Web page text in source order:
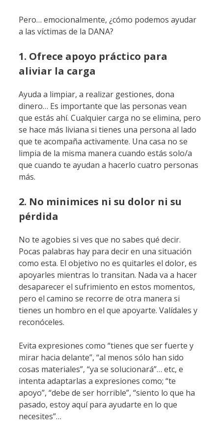
Pero… emocionalmente, ¿cómo podemos ayudar
a las víctimas de la DANA?
1. Ofrece apoyo práctico para
aliviar la carga
Ayuda a limpiar, a realizar gestiones, dona
dinero… Es importante que las personas vean
que estás ahí. Cualquier carga no se elimina, pero
se hace más liviana si tienes una persona al lado
que te acompaña activamente. Una casa no se
limpia de la misma manera cuando estás solo/a
que cuando te ayudan a hacerlo cuatro personas
más.
2. No minimices ni su dolor ni su
pérdida
No te agobies si ves que no sabes qué decir.
Pocas palabras hay para decir en una situación
como esta. El objetivo no es quitarles el dolor, es
apoyarles mientras lo transitan. Nada va a hacer
desaparecer el sufrimiento en estos momentos,
pero el camino se recorre de otra manera si
tienes un hombro en el que apoyarte. Valídales y
reconóceles.
Evita expresiones como “tienes que ser fuerte y
mirar hacia delante”, “al menos sólo han sido
cosas materiales”, “ya se solucionará”… etc, e
intenta adaptarlas a expresiones como; “te
apoyo”, “debe de ser horrible”, “siento lo que ha
pasado, estoy aquí para ayudarte en lo que
necesites”…